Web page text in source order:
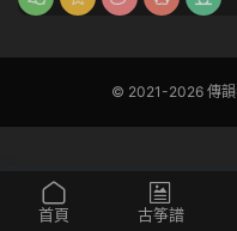
© 2021-2026 傳韻
首頁 古筝譜